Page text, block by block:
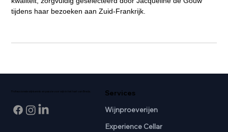
tijdens haar bezoeken aan Zuid-Frankrijk.
Professionele wijnkennis en passie voor wijn in het hart van Breda. Services
Wijnproeverijen
Experience Cellar